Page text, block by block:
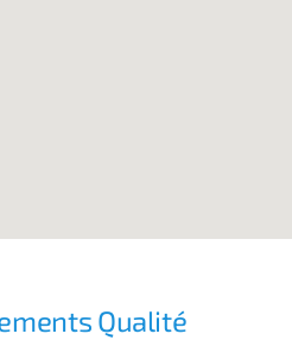
Qualité